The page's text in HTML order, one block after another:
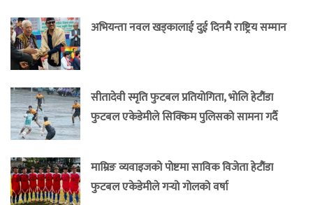
अभियन्ता नवल खड्कालाई दुई दिनमै राष्ट्रिय सम्मान
सीतादेवी स्मृति फुटबल प्रतियोगिता, भोलि हेटौंडा
फुटबल एकेडेमीले सिक्किम पुलिसको सामना गर्दै
माम्रिङ व्यवाइजको पोष्टमा साविक विजेता हेटौंडा
फुटबल एकेडेमीले गर्‍यो गोलको वर्षा